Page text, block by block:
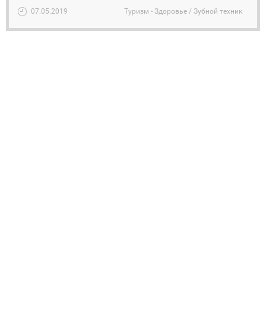
07.05.2019 Туризм - Здоровье / Зубной техник